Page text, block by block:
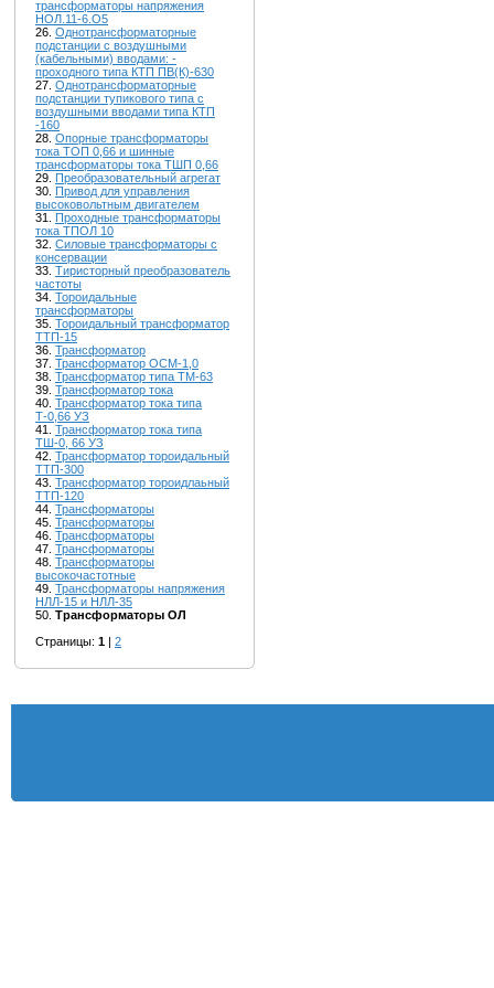
трансформаторы напряжения
НОЛ.11-6.О5
26. Однотрансформаторные
подстанции с воздушными
(кабельными) вводами: -
проходного типа КТП ПВ(К)-630
27. Однотрансформаторные
подстанции тупикового типа с
воздушными вводами типа КТП
-160
28. Опорные трансформаторы
тока ТОП 0,66 и шинные
трансформаторы тока ТШП 0,66
29. Преобразовательный агрегат
30. Привод для управления
высоковольтным двигателем
31. Проходные трансформаторы
тока ТПОЛ 10
32. Силовые трансформаторы с
консервации
33. Тиристорный преобразователь
частоты
34. Тороидальные
трансформаторы
35. Тороидальный трансформатор
ТТП-15
36. Трансформатор
37. Трансформатор ОСМ-1,0
38. Трансформатор типа ТМ-63
39. Трансформатор тока
40. Трансформатор тока типа
Т-0,66 УЗ
41. Трансформатор тока типа
ТШ-0, 66 УЗ
42. Трансформатор тороидальный
ТТП-300
43. Трансформатор тороидлаьный
ТТП-120
44. Трансформаторы
45. Трансформаторы
46. Трансформаторы
47. Трансформаторы
48. Трансформаторы
высокочастотные
49. Трансформаторы напряжения
НЛЛ-15 и НЛЛ-35
50. Трансформаторы ОЛ
Страницы: 1 | 2